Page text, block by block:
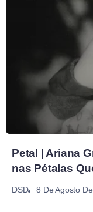
Petal | Ariana
nas Pétalas
DSD 8 De Agosto